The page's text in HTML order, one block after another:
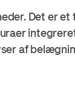
Det er
af